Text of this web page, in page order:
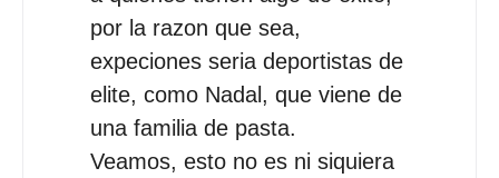
por la razon que sea,
expeciones seria deportistas de
elite, como Nadal, que viene de
una familia de pasta.
Veamos, esto no es ni siquiera